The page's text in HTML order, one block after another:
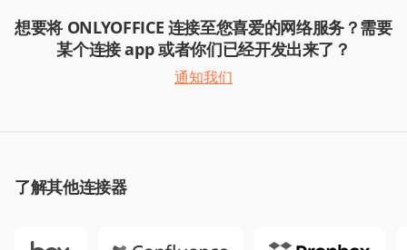
想要将 ONLYOFFICE 连接至您喜爱的网络服务？需要
某个连接 app 或者你们已经开发出来了？
通知我们
了解其他连接器